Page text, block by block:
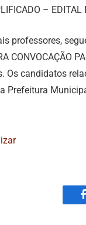
–
professores,
CONVOCAÇÃO
candidatos
Prefeitura